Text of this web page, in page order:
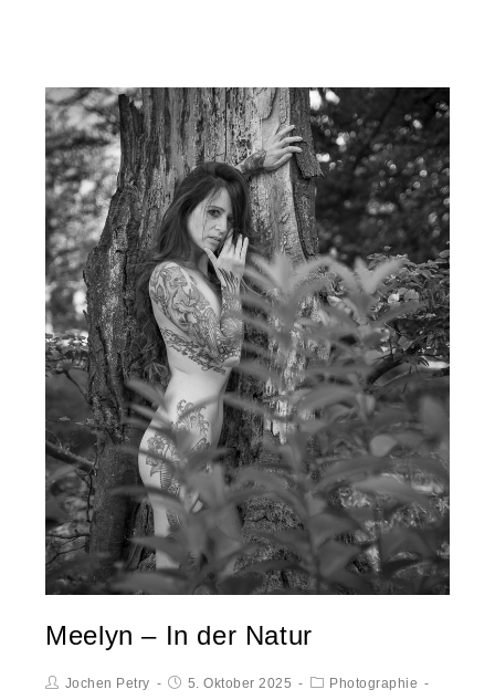
Meelyn – In der Natur
Jochen Petry 5. Oktober 2025
Photographie